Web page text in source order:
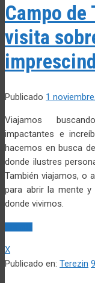
Campo
visita
Publicado 1
Viajamos
impactantes e
hacemos en busca
donde ilustres
También viajamos, o
para abrir la mente
donde vivimos.
X
Publicado en: Terezin